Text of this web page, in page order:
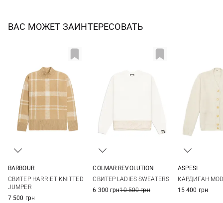
ВАС МОЖЕТ ЗАИНТЕРЕСОВАТЬ
14
BARBOUR
СВИТЕР HARRIET KNITTED
JUMPER
7 500 грн
COLMAR REVOLUTION
СВИТЕР LADIES SWEATERS
6 300 грн10 500 грн
ASPESI
КАРДИГАН
15 400 грн